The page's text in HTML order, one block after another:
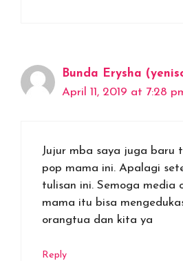
Bunda Erysha
April 11, 2019 at 7:28
Jujur mba saya juga baru
pop mama ini. Apalagi
tulisan ini. Semoga media
mama itu bisa
orangtua dan kita ya
Reply